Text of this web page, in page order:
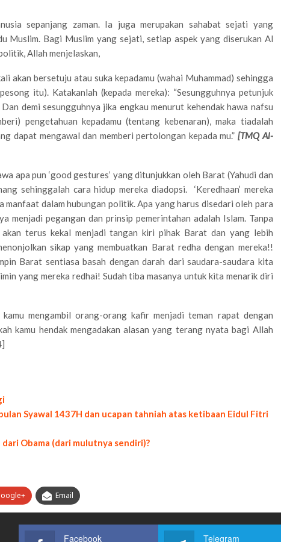
sepanjang zaman. Ia juga merupakan sahabat sejati yang
Muslim. Bagi Muslim yang sejati, setiap aspek yang diserukan Al
Allah menjelaskan,
akan bersetuju atau suka kepadamu (wahai Muhammad) sehingga
itu). Katakanlah (kepada mereka): “Sesungguhnya petunjuk
demi sesungguhnya jika engkau menurut kehendak hawa nafsu
pengetahuan kepadamu (tentang kebenaran), maka tiadalah
dapat mengawal dan memberi pertolongan kepada mu.”[TMQ Al-
apa pun ‘good gestures’ yang ditunjukkan oleh Barat (Yahudi dan
sehinggalah cara hidup mereka diadopsi. ‘Keredhaan’ mereka
manfaat dalam hubungan politik. Apa yang harus disedari oleh para
menjadi pegangan dan prinsip pemerintahan adalah Islam. Tanpa
terus kekal menjadi tangan kiri pihak Barat dan yang lebih
sikap yang membuatkan Barat redha dengan mereka!!
Barat sentiasa basah dengan darah dari saudara-saudara kita
yang mereka redhai! Sudah tiba masanya untuk kita menarik diri
mengambil orang-orang kafir menjadi teman rapat dengan
kamu hendak mengadakan alasan yang terang nyata bagi Allah
Syawal 1437H dan ucapan tahniah atas ketibaan Eidul Fitri
Obama (dari mulutnya sendiri)?
Email
Facebook Telegram